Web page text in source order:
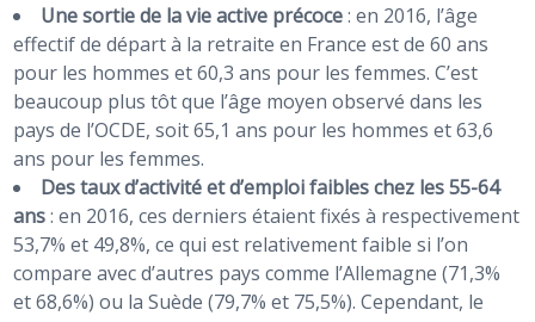
Une sortie de la vie active précoce: en 2016, l’âge
effectif de départ à la retraite en France est de 60 ans
pour les hommes et 60,3 ans pour les femmes. C’est
beaucoup plus tôt que l’âge moyen observé dans les
pays de l’OCDE, soit 65,1 ans pour les hommes et 63,6
ans pour les femmes.
Des taux d’activité et d’emploi faibles chez les 55-64
ans: en 2016, ces derniers étaient fixés à respectivement
53,7% et 49,8%, ce qui est relativement faible si l’on
compare avec d’autres pays comme l’Allemagne (71,3%
et 68,6%) ou la Suède (79,7% et 75,5%). Cependant, le